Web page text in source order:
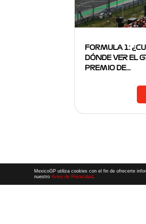
FORMULA 1:
DÓNDE VER EL
PREMIO DE…
MexicoGP utiliza cookies con el fin de ofrecerte
nuestroAviso de Privacidad.